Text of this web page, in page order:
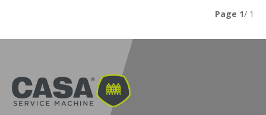
Page 1/ 1